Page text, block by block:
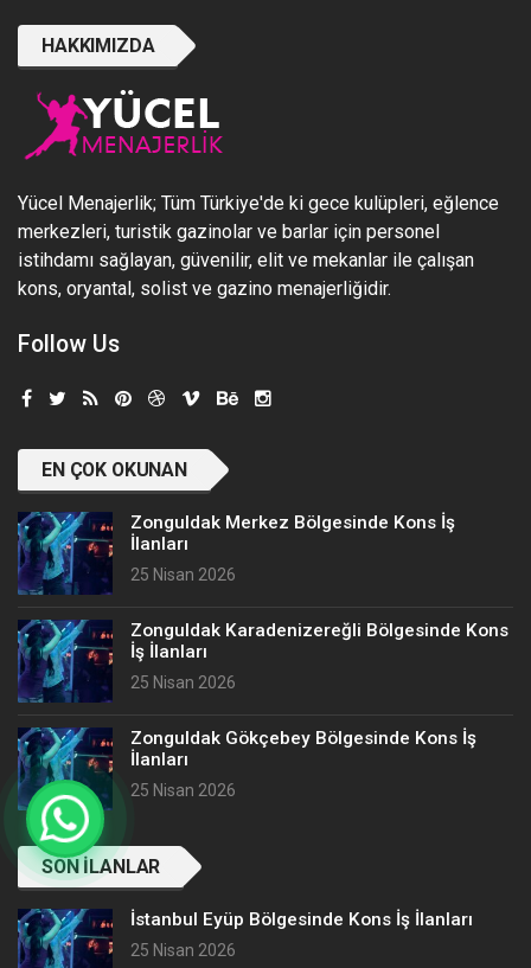
HAKKIMIZDA
Yücel Menajerlik; Tüm Türkiye'de ki gece kulüpleri, eğlence
merkezleri, turistik gazinolar ve barlar için personel
istihdamı sağlayan, güvenilir, elit ve mekanlar ile çalışan
kons, oryantal, solist ve gazino menajerliğidir.
Follow Us
EN ÇOK OKUNAN
Zonguldak Merkez Bölgesinde Kons İş
İlanları
25 Nisan 2026
Zonguldak Karadenizereğli Bölgesinde Kons
İş İlanları
25 Nisan 2026
Zonguldak Gökçebey Bölgesinde Kons İş
İlanları
25 Nisan 2026
SON İLANLAR
İstanbul Eyüp Bölgesinde Kons İş İlanları
25 Nisan 2026